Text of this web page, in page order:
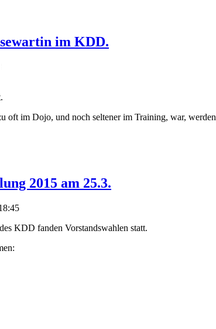
im KDD.
oft im Dojo, und noch seltener im Training, war,
2015 am 25.3.
KDD fanden Vorstandswahlen statt.